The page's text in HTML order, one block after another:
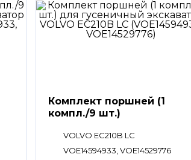
Комплект поршней (1
компл./9 шт.)
VOLVO EC210B LC
VOE14594933, VOE14529776